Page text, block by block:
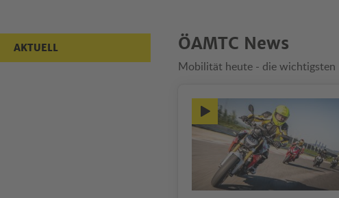
AKTUELL Aktuell
ÖAMTC News
Mobilität heute - die wichtigsten